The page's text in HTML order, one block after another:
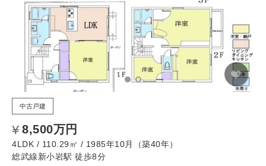
中古戸建
8,500万円
4LDK / 110.29㎡ / 1985年10月（築40年）
総武線新小岩駅 徒歩8分